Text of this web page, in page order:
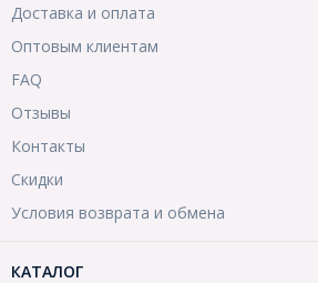
Доставка и оплата
Оптовым клиентам
FAQ
Отзывы
Контакты
Скидки
Условия возврата и обмена
КАТАЛОГ